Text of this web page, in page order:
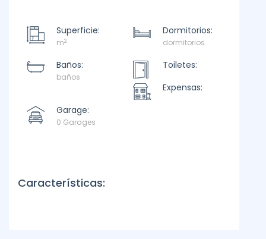
Superficie:
m2
Dormitorios:
dormitorios
Baños:
baños
Toiletes:
Expensas:
Garage:
0 Garages
Características: